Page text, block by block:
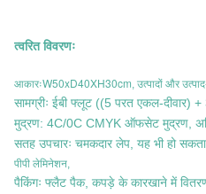
त्वरित विवरणः
आकारःW50xD40XH30cm, उत्पादों और
सामग्रीः ईबी फ्लूट ((5 परत एकल-दीवार) +
मुद्रण: 4C/0C CMYK ऑफसेट मुद्रण,
सतह उपचारः चमकदार लेप, यह भी हो
पीपी लेमिनेशन,
पैकिंगः फ्लैट पैक, कपड़े के कारखाने में वितरण,